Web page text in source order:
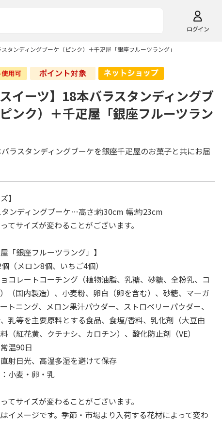
ログイン
タンディングブーケ（ピンク）＋千疋屋「銀座フルーツラング」
スイーツ】18本バラスタンディングブ
ンク）＋千疋屋「銀座フルーツラン
ラスタンディングブーケを銀座千疋屋のお菓子と共にお届
】
ンディングブーケ…高さ:約30cm 幅:約23cm
てサイズが変わることがございます。
「銀座フルーツラング」】
（メロン8個、いちご4個）
コレートコーチング（植物油脂、乳糖、砂糖、全粉乳、コ
（国内製造）、小麦粉、卵白（卵を含む）、砂糖、マーガ
トニング、メロン果汁パウダー、ストロベリーパウダー、
乳等を主要原料とする食品、食塩/香料、乳化剤（大豆由
（紅花黄、クチナシ、カロチン）、酸化防止剤（VE）
温90日
射日光、高温多湿を避けて保存
小麦・卵・乳
てサイズが変わることがございます。
イメージです。季節・市場より入荷する花材によって変わ